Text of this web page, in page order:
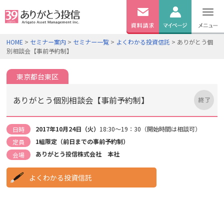
無料資料 ログイン
HOME > セミナー案内 > セミナー一覧 > よくわかる投資信託 > ありがとう個
別相談会【事前予約制】
東京都台東区
ありがとう個別相談会【事前予約制】
日時 2017年10月24日（火） 18:30～19：30（開始時間は相談可）
定員
1組限定（前日までの事前予約制）
会場
ありがとう投信株式会社 本社
よくわかる投資信託